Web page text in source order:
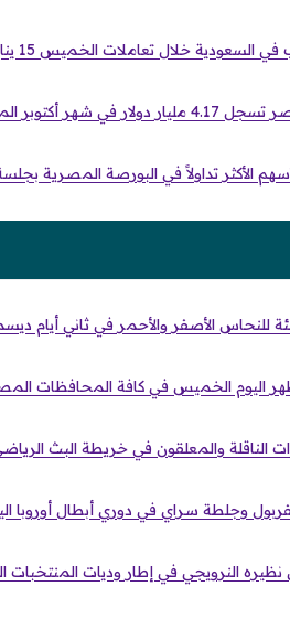
السعودية خلال تعاملات الخميس 15 يناير
أكتوبر الماضي
الأصفر والأحمر في ثاني أيام ديسمبر
اليوم الخميس في كافة المحافظات
الناقلة والمعلقون في خريطة البث
وجلطة سراي في دوري أبطال أوروبا
النرويجي في إطار وديات المنتخبات